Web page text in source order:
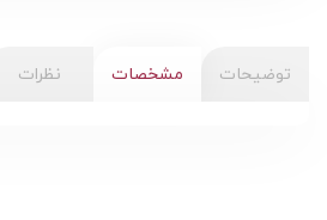
توضیحات مشخصات نظرات